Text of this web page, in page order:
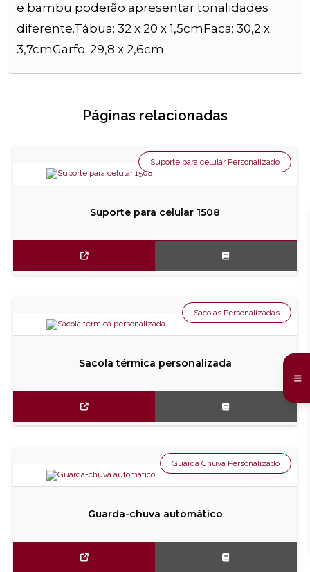
e bambu poderão apresentar tonalidades
diferente.Tábua: 32 x 20 x 1,5cmFaca: 30,2 x
3,7cmGarfo: 29,8 x 2,6cm
Páginas relacionadas
Suporte para celular 1508
Suporte para celular Personalizado
Sacola térmica personalizada
Sacolas Personalizadas
Guarda-chuva automático
Guarda Chuva Personalizado